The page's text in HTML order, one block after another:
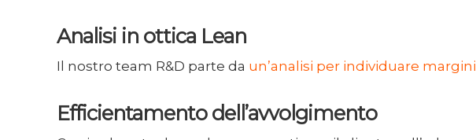
Analisi in ottica Lean
Il nostro team R&D parte da un’analisi per individuare
Efficientamento dell’avvolgimento